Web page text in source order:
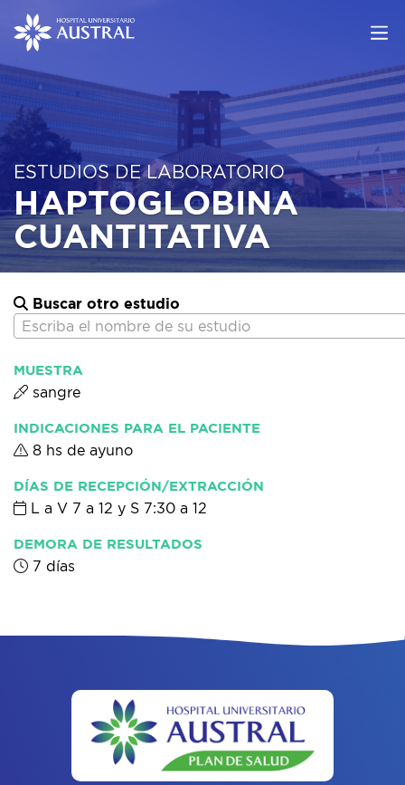
ESTUDIOS DE LABORATORIO
HAPTOGLOBINA
CUANTITATIVA
Buscar otro estudio
Escriba el nombre de su estudio
MUESTRA
sangre
INDICACIONES PARA EL PACIENTE
8 hs de ayuno
DÍAS DE RECEPCIÓN/EXTRACCIÓN
L a V 7 a 12 y S 7:30 a 12
DEMORA DE RESULTADOS
7 días